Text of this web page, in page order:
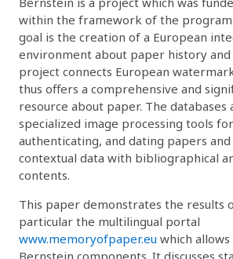
within the framework of the program
goal is the creation of a European
environment about paper history
project connects European
thus offers a comprehensive and
resource about paper. The
specialized image processing tools
authenticating, and dating papers
contextual data with bibliographical
contents.
This paper demonstrates the results
particular the multilingual portal
www.memoryofpaper.eu which allows
Bernstein components. It discusses